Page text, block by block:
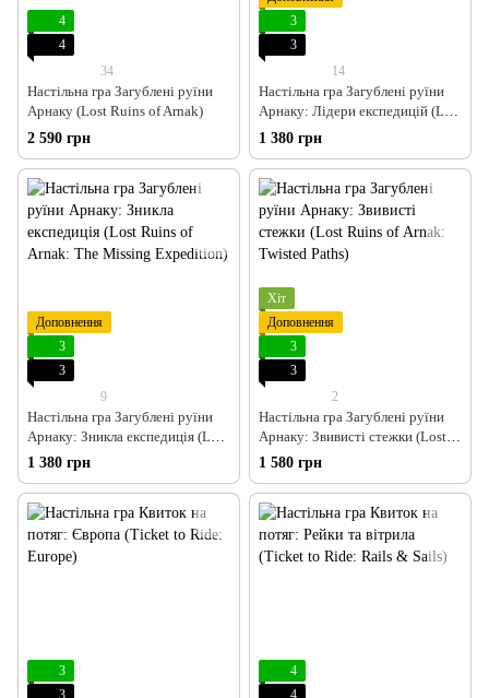
4
4
34
Настільна гра Загублені руїни
Арнаку (Lost Ruins of Arnak)
2 590 грн
3
3
14
Настільна гра Загублені руїни
Арнаку: Лідери експедицій (Lost
Ruins of Arnak: Expedition
Leaders)
1 380 грн
Доповнення
3
3
9
Настільна гра Загублені руїни
Арнаку: Зникла експедиція (Lost
Ruins of Arnak: The Missing
Expedition)
1 380 грн
Хіт
Доповнення
3
3
2
Настільна гра Загублені руїни
Арнаку: Звивисті стежки (Lost
Ruins of Arnak: Twisted Paths)
1 580 грн
3
3
4
4